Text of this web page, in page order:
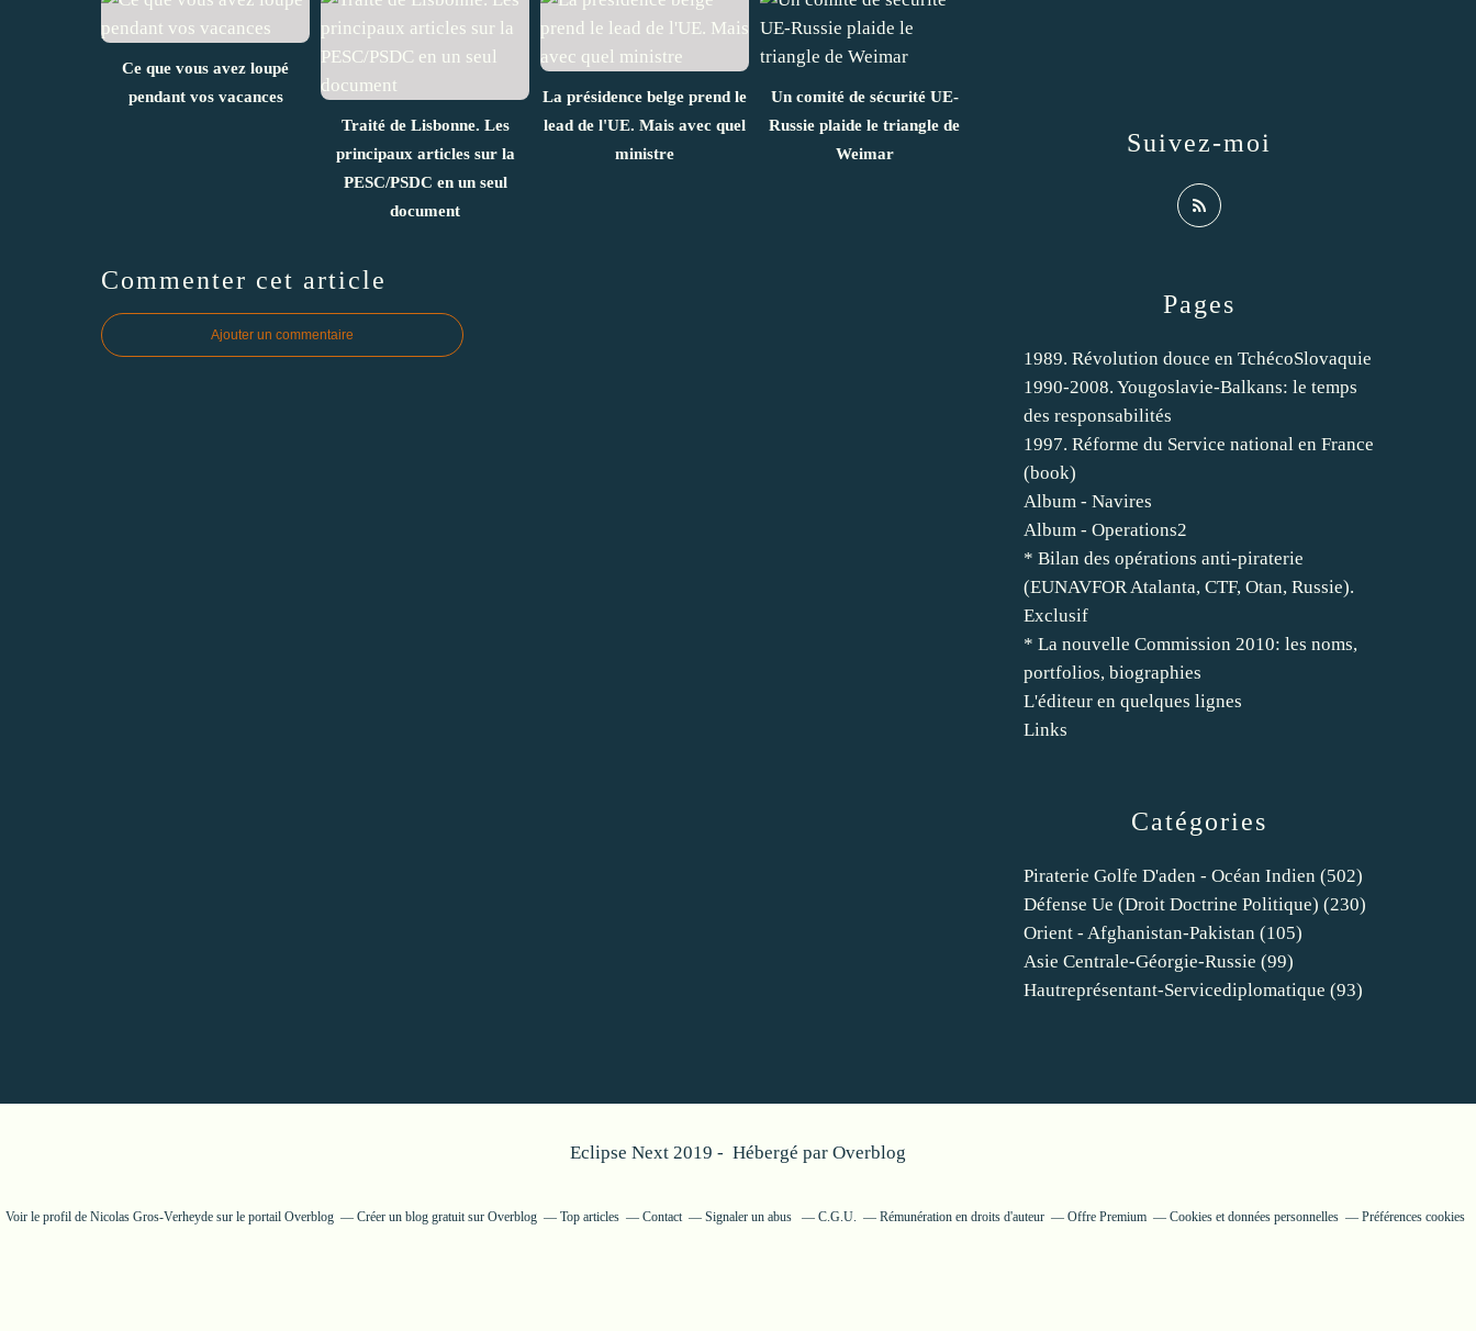
Ce que vous avez loupé
pendant vos vacances
Traité de Lisbonne. Les
principaux articles sur la
PESC/PSDC en un seul
document
La présidence belge prend le
lead de l'UE. Mais avec quel
ministre
Un comité de sécurité UE-
Russie plaide le triangle de
Weimar
Commenter cet article
Ajouter un commentaire
Catégories
Piraterie Golfe D'aden - Océan Indien (502)
Défense Ue (droit Doctrine Politique) (230)
Orient - Afghanistan-Pakistan (105)
Asie Centrale-Géorgie-Russie (99)
Hautreprésentant-Servicediplomatique (93)
Pages
1989. Révolution douce en TchécoSlovaquie
1990-2008. Yougoslavie-Balkans: le temps
des responsabilités
1997. Réforme du Service national en France
(book)
Album - Navires
Album - Operations2
* Bilan des opérations anti-piraterie
(EUNAVFOR Atalanta, CTF, Otan, Russie).
Exclusif
* La nouvelle Commission 2010: les noms,
portfolios, biographies
L'éditeur en quelques lignes
Links
Suivez-moi
Eclipse Next 2019 - Hébergé par Overblog
Voir le profil de Nicolas Gros-Verheydesur le portail Overblog Créer un blog gratuit sur Overblog Top articles Contact Signaler un abus C.G.U. Rémunération en droits d'auteur Offre Premium Cookies et données personnelles Préférences cookies